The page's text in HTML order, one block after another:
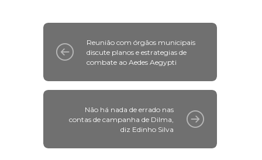
Reunião com órgãos municipais
discute planos e estrategias de
combate ao Aedes Aegypti
Não há nada de errado nas
contas de campanha de Dilma,
diz Edinho Silva